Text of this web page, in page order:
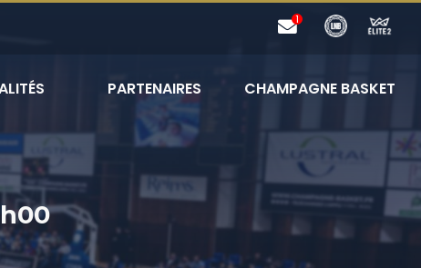
PARTENAIRES CHAMPAGNE BASKET